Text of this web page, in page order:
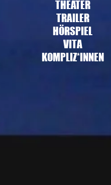
THEATER
TRAILER
HÖRSPIEL
VITA
KOMPLIZ*INNEN